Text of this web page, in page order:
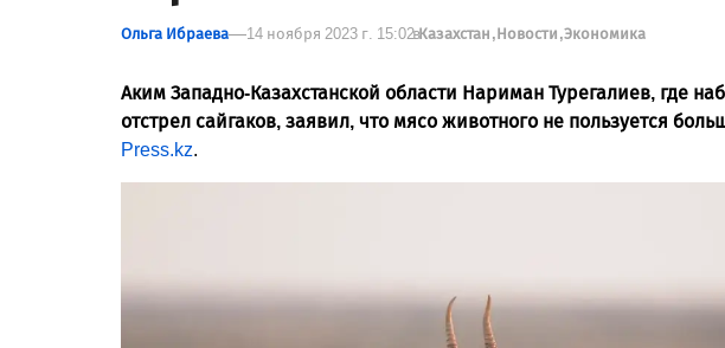
Ольга Ибраева 14 ноября 2023 г. 15:02вКазахстан НовостиЭкономика
Аким Западно-Казахстанской области Нариман Турегалиев, где
отстрел сайгаков, заявил, что мясо животного не пользуется
Press.kz.